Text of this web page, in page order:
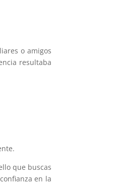
o amigos
resultaba
que buscas
en la